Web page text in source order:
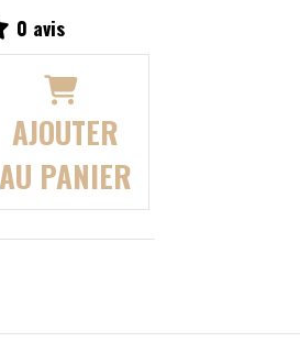
0 avis
AJOUTER
AU PANIER